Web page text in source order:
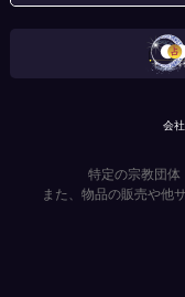
会
特定の宗教団体
また、物品の販売や他